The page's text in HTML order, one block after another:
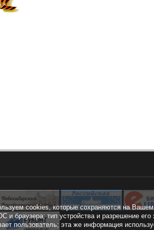
cookies, которые сохраняются на
и браузера; тип устройства и разрешение
пользователь; эта же информация